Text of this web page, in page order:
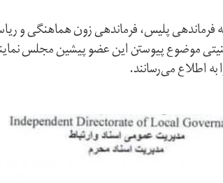
فرماندهی پلیس، فرماندهی زون هماهنگی و
موضوع پیوستن این عضو پیشین مجلس
اطلاع می‌رسانند.